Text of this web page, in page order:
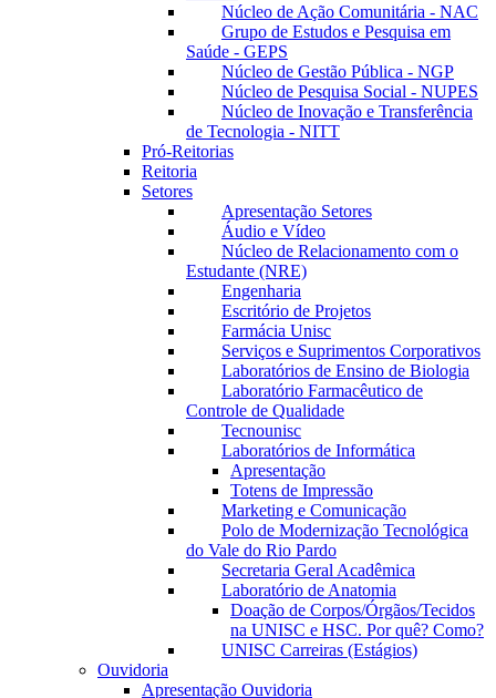
Núcleo de Ação Comunitária - NAC
Grupo de Estudos e Pesquisa em
Saúde - GEPS
Núcleo de Gestão Pública - NGP
Núcleo de Pesquisa Social - NUPES
Núcleo de Inovação e Transferência
de Tecnologia - NITT
Pró-Reitorias
Reitoria
Setores
Apresentação Setores
Áudio e Vídeo
Núcleo de Relacionamento com o
Estudante (NRE)
Engenharia
Escritório de Projetos
Farmácia Unisc
Serviços e Suprimentos Corporativos
Laboratórios de Ensino de Biologia
Laboratório Farmacêutico de
Controle de Qualidade
Tecnounisc
Laboratórios de Informática
Apresentação
Totens de Impressão
Marketing e Comunicação
Polo de Modernização Tecnológica
do Vale do Rio Pardo
Secretaria Geral Acadêmica
Laboratório de Anatomia
Doação de Corpos/Órgãos/Tecidos
na UNISC e HSC. Por quê? Como?
UNISC Carreiras (Estágios)
Ouvidoria
Apresentação Ouvidoria